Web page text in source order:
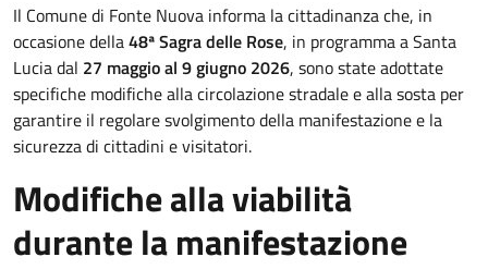
Il Comune di Fonte Nuova informa la cittadinanza che, in
occasione della48ª Sagra delle Rose, in programma a Santa
Lucia dal 27 maggio al 9 giugno 2026, sono state adottate
specifiche modifiche alla circolazione stradale e alla sosta per
garantire il regolare svolgimento della manifestazione e la
sicurezza di cittadini e visitatori.
Modifiche alla viabilità
durante la manifestazione